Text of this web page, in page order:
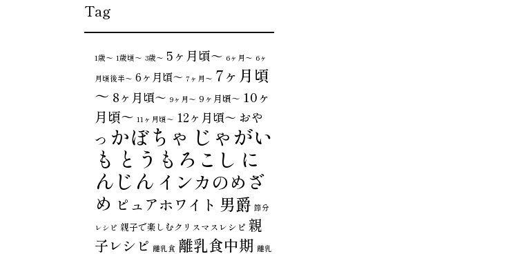
Tag
1歳〜 1歳頃～ 3歳〜 5ヶ月頃～ 6ヶ月〜 6ヶ
月頃後半～ 6ヶ月頃～ 7ヶ月〜 7ヶ月頃
～ 8ヶ月頃～ 9ヶ月〜 9ヶ月頃～ 10ヶ
月頃～ 11ヶ月頃～ 12ヶ月頃～ おや
つ かぼちゃ じゃがい
も とうもろこし に
んじん インカのめざ
め ピュアホワイト 男爵 節分
レシピ 親子で楽しむクリスマスレシピ 親
子レシピ 離乳食 離乳食中期 離乳